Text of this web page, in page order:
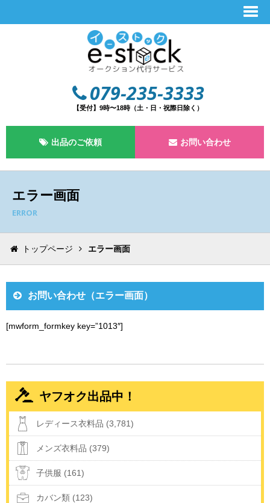
079-235-3333
【受付】9時〜18時（土・日・祝際日除く）
お問い合わせ
出品のご依頼
エラー画面
ERROR
トップページ エラー画面
お問い合わせ（エラー画面）
[mwform_formkey key=”1013″]
ヤフオク出品中！
レディース衣料品 (3,781)
メンズ衣料品 (379)
子供服 (161)
カバン類 (123)